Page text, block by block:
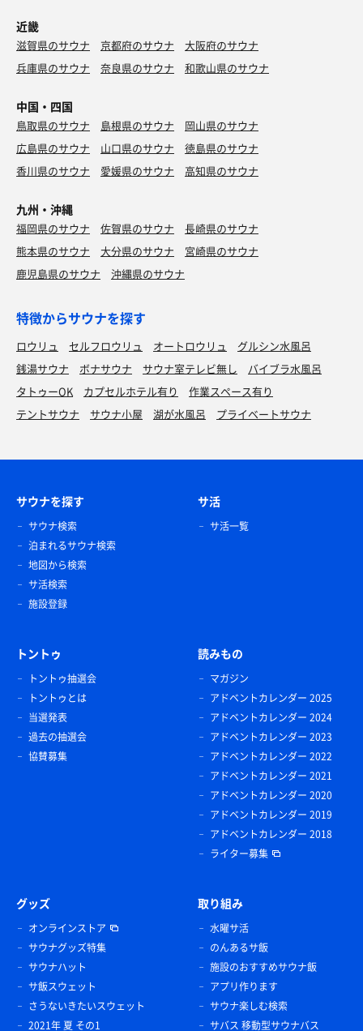
近畿
滋賀県のサウナ 京都府のサウナ
大阪府のサウナ
兵庫県のサウナ
奈良県のサウナ 和歌山県のサウナ
中国・四国
鳥取県のサウナ 島根県のサウナ
岡山県のサウナ
広島県のサウナ
山口県のサウナ
徳島県のサウナ
香川県のサウナ
愛媛県のサウナ 高知県のサウナ
九州・沖縄
福岡県のサウナ 佐賀県のサウナ
長崎県のサウナ
熊本県のサウナ
大分県のサウナ
宮崎県のサウナ
鹿児島県のサウナ
沖縄県のサウナ
特徴からサウナを探す
ロウリュ セルフロウリュ オートロウリュ
グルシン水風呂
銭湯サウナ
ボナサウナ サウナ室テレビ無し
バイブラ水風呂
タトゥーOK
カプセルホテル有り
作業スペース有り
テントサウナ
サウナ小屋 湖が水風呂 プライベートサウナ
サウナを探す
サウナ検索
泊まれるサウナ検索
地図から検索
サ活検索
施設登録
サ活
サ活一覧
トントゥ
トントゥ抽選会
トントゥとは
当選発表
過去の抽選会
協賛募集
読みもの
マガジン
アドベントカレンダー 2025
アドベントカレンダー 2024
アドベントカレンダー 2023
アドベントカレンダー 2022
アドベントカレンダー 2021
アドベントカレンダー 2020
アドベントカレンダー 2019
アドベントカレンダー 2018
ライター募集
グッズ
オンラインストア
サウナグッズ特集
サウナハット
サ飯スウェット
さうないきたいスウェット
2021年 夏 その1
取り組み
水曜サ活
のんあるサ飯
施設のおすすめサウナ飯
アプリ作ります
サウナ楽しむ検索
サバス 移動型サウナバス